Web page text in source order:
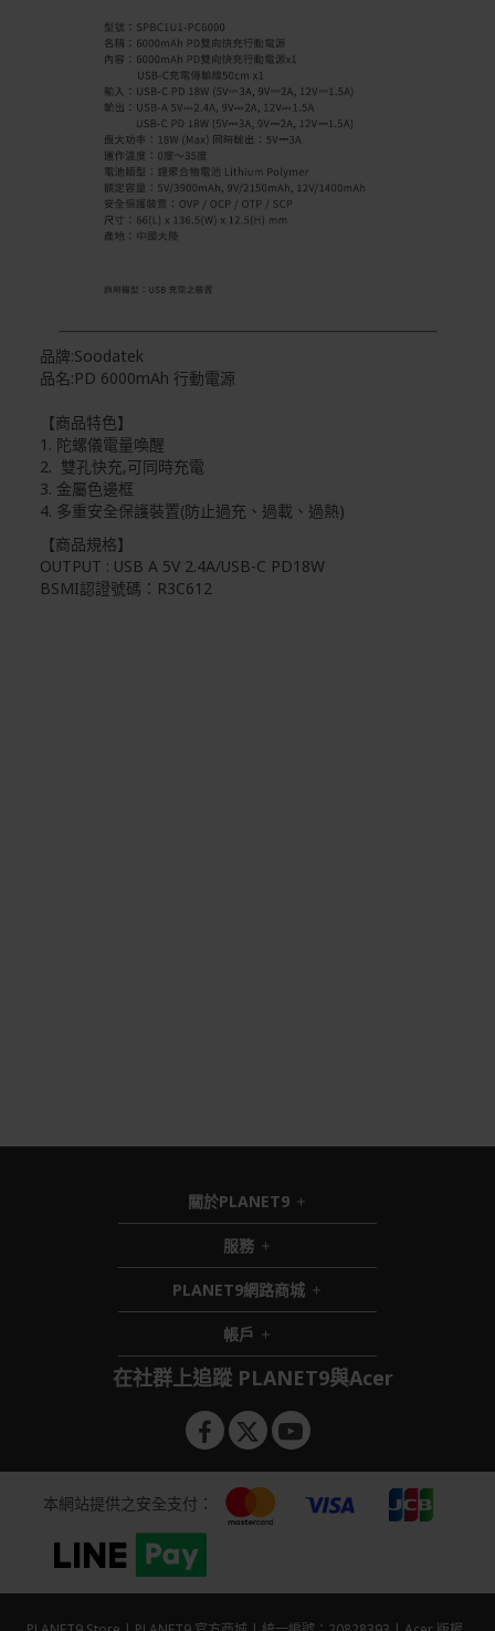
品牌:Soodatek
品名:PD 6000mAh 行動電源
【商品特色】
1. 陀螺儀電量喚醒
2. 雙孔快充,可同時充電
3. 金屬色邊框
4. 多重安全保護裝置(防止過充、過載、過熱)
【商品規格】
OUTPUT : USB A 5V 2.4A/USB-C PD18W
BSMI認證號碼：R3C612
關於PLANET9 h
i
d
e
n
服務 h
i
d
d
e
n
PLANET9網路商城 h
i
d
e
帳戶 h
i
d
e
n
在社群上追蹤 PLANET9與Acer
本網站提供之安全支付：